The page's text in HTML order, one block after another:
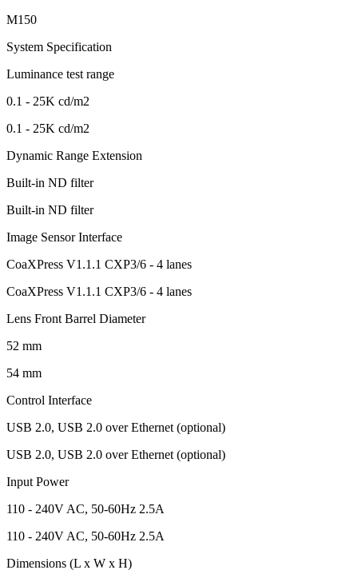
M150
System Specification
Luminance test range
0.1 - 25K cd/m2
0.1 - 25K cd/m2
Dynamic Range Extension
Built-in ND filter
Built-in ND filter
Image Sensor Interface
CoaXPress V1.1.1 CXP3/6 - 4 lanes
CoaXPress V1.1.1 CXP3/6 - 4 lanes
Lens Front Barrel Diameter
52 mm
54 mm
Control Interface
USB 2.0, USB 2.0 over Ethernet (optional)
USB 2.0, USB 2.0 over Ethernet (optional)
Input Power
110 - 240V AC, 50-60Hz 2.5A
110 - 240V AC, 50-60Hz 2.5A
Dimensions (L x W x H)